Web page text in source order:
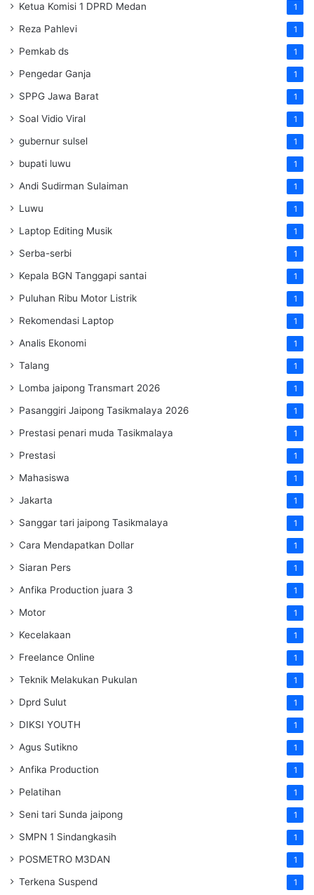
Ketua Komisi 1 DPRD Medan 1
Reza Pahlevi 1
Pemkab ds 1
Pengedar Ganja 1
SPPG Jawa Barat 1
Soal Vidio Viral 1
gubernur sulsel 1
bupati luwu 1
Andi Sudirman Sulaiman 1
Luwu 1
Laptop Editing Musik 1
Serba-serbi 1
Kepala BGN Tanggapi santai 1
Puluhan Ribu Motor Listrik 1
Rekomendasi Laptop 1
Analis Ekonomi 1
Talang 1
Lomba jaipong Transmart 2026 1
Pasanggiri Jaipong Tasikmalaya 2026 1
Prestasi penari muda Tasikmalaya 1
Prestasi 1
Mahasiswa 1
Jakarta 1
Sanggar tari jaipong Tasikmalaya 1
Cara Mendapatkan Dollar 1
Siaran Pers 1
Anfika Production juara 3 1
Motor 1
Kecelakaan 1
Freelance Online 1
Teknik Melakukan Pukulan 1
Dprd Sulut 1
DIKSI YOUTH 1
Agus Sutikno 1
Anfika Production 1
Pelatihan 1
Seni tari Sunda jaipong 1
SMPN 1 Sindangkasih 1
POSMETRO M3DAN 1
Terkena Suspend 1